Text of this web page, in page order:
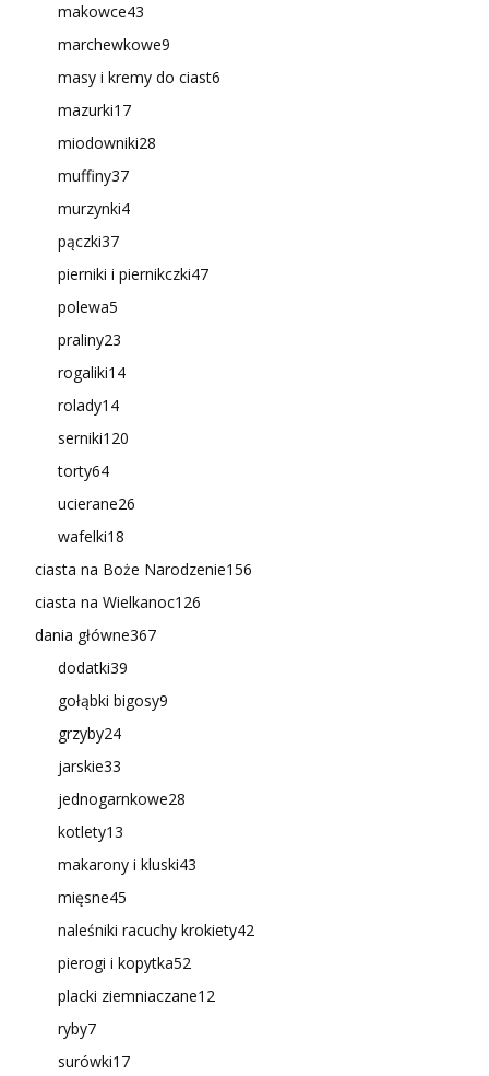
makowce43
marchewkowe9
masy i kremy do ciast6
mazurki17
miodowniki28
muffiny37
murzynki4
pączki37
pierniki i piernikczki47
polewa5
praliny23
rogaliki14
rolady14
serniki120
torty64
ucierane26
wafelki18
ciasta na Boże Narodzenie156
ciasta na Wielkanoc126
dania główne367
dodatki39
gołąbki bigosy9
grzyby24
jarskie33
jednogarnkowe28
kotlety13
makarony i kluski43
mięsne45
naleśniki racuchy krokiety42
pierogi i kopytka52
placki ziemniaczane12
ryby7
surówki17